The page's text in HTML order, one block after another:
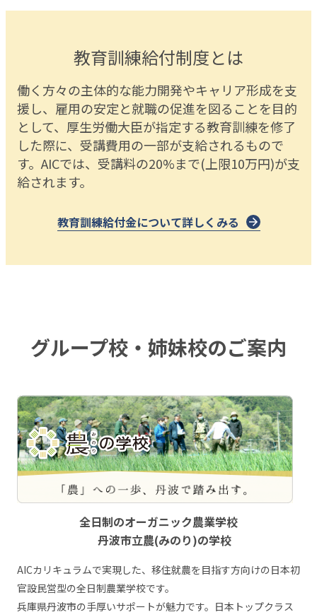
教育訓練給付制度とは
働く方々の主体的な能力開発やキャリア形成を支
援し、雇用の安定と就職の促進を図ることを目的
として、厚生労働大臣が指定する教育訓練を修了
した際に、受講費用の一部が支給されるもので
す。AICでは、受講料の20%まで(上限10万円)が支
給されます。
教育訓練給付金について詳しくみる
グループ校・姉妹校のご案内
全日制のオーガニック農業学校
丹波市立農(みのり)の学校
AICカリキュラムで実現した、移住就農を目指す方向けの日本初
官設民営型の全日制農業学校です。
兵庫県丹波市の手厚いサポートが魅力です。日本トップクラス